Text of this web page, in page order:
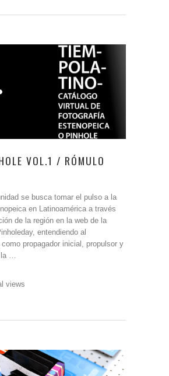
VOL.1 / RÓMULO
se busca tomar el pulso a la
en Latinoamérica a través
de la región en la web de la
entendiendo al
como propagador inicial, propulsor y
la …
views